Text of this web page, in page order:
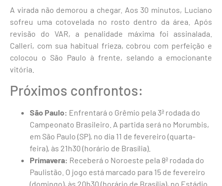
A virada não demorou a chegar. Aos 30 minutos, Luciano
sofreu uma cotovelada no rosto dentro da área. Após
revisão do VAR, a penalidade máxima foi assinalada.
Calleri, com sua habitual frieza, cobrou com perfeição e
colocou o São Paulo à frente, selando a emocionante
vitória.
Próximos confrontos:
São Paulo: Enfrentará o Grêmio pela 3ª rodada do
Campeonato Brasileiro. A partida será no Morumbis,
em São Paulo (SP), no dia 11 de fevereiro (quarta-
feira), às 21h30 (horário de Brasília).
Primavera: Receberá o Noroeste pela 8ª rodada do
Paulistão. O jogo está marcado para 15 de fevereiro
(domingo), às 20h30 (horário de Brasília), no Estádio